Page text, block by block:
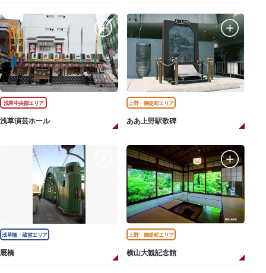
浅草中央部エリア
浅草演芸ホール
上野・御徒町エリア
ああ上野駅歌碑
浅草橋・蔵前エリア
厩橋
上野・御徒町エリア
横山大観記念館